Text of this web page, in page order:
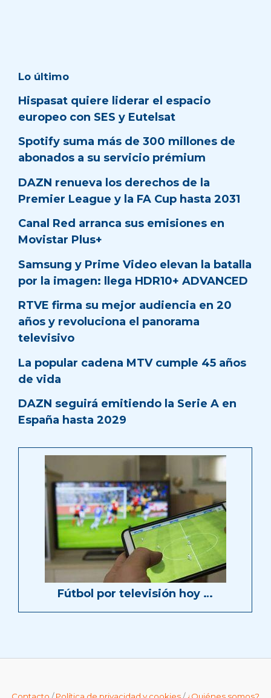
Lo último
Hispasat quiere liderar el espacio
europeo con SES y Eutelsat
Spotify suma más de 300 millones de
abonados a su servicio prémium
DAZN renueva los derechos de la
Premier League y la FA Cup hasta 2031
Canal Red arranca sus emisiones en
Movistar Plus+
Samsung y Prime Video elevan la batalla
por la imagen: llega HDR10+ ADVANCED
RTVE firma su mejor audiencia en 20
años y revoluciona el panorama
televisivo
La popular cadena MTV cumple 45 años
de vida
DAZN seguirá emitiendo la Serie A en
España hasta 2029
Fútbol por televisión hoy …